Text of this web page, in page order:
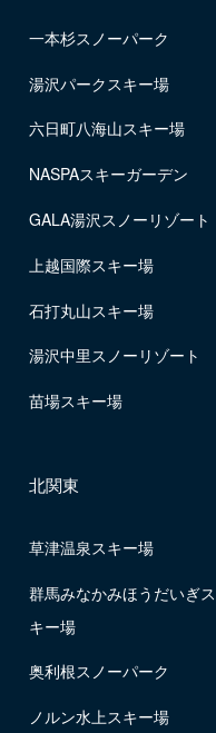
一本杉スノーパーク
湯沢パークスキー場
六日町八海山スキー場
NASPAスキーガーデン
GALA湯沢スノーリゾート
上越国際スキー場
石打丸山スキー場
湯沢中里スノーリゾート
苗場スキー場
北関東
草津温泉スキー場
群馬みなかみほうだいぎス
キー場
奥利根スノーパーク
ノルン水上スキー場